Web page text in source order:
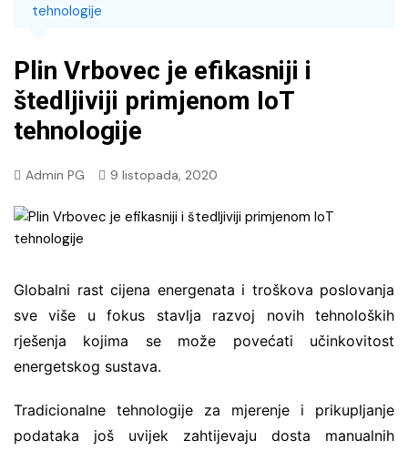
tehnologije
Plin Vrbovec je efikasniji i
štedljiviji primjenom IoT
tehnologije
Admin PG 9 listopada, 2020
Globalni rast cijena energenata i troškova poslovanja
sve više u fokus stavlja razvoj novih tehnoloških
rješenja kojima se može povećati učinkovitost
energetskog sustava.
Tradicionalne tehnologije za mjerenje i prikupljanje
podataka još uvijek zahtijevaju dosta manualnih